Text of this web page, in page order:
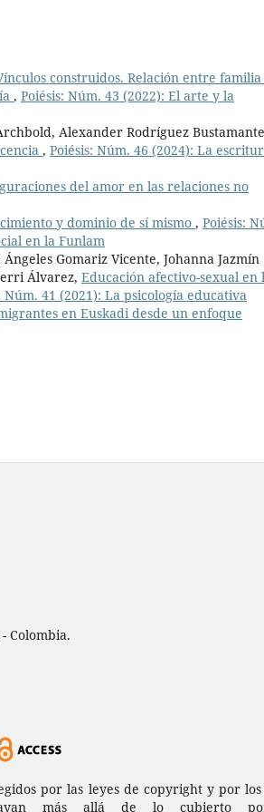
construidos. Relación entre
, Poiésis: Núm. 43 (2022): El arte y la
Alexander Rodríguez
, Poiésis: Núm. 46 (2024): La
del amor en las relaciones no
y dominio de sí mismo , Poiésis:
en la Funlam
Gomariz Vicente, Johanna Jazmín
Álvarez, Educación afectivo-sexual en
Núm. 41 (2021): La psicología educativa
en Euskadi desde un enfoque
Colombia.
por las leyes de copyright y por
más allá de lo cubierto por